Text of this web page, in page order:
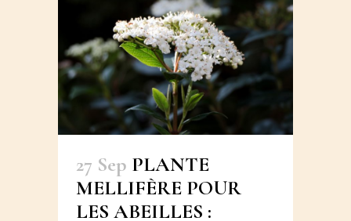
27 Sep PLANTE
MELLIFÈRE POUR
LES ABEILLES :